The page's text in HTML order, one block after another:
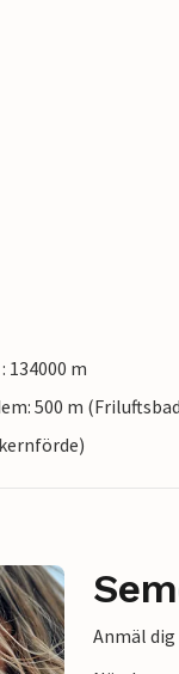
m
500 m
Anmäl